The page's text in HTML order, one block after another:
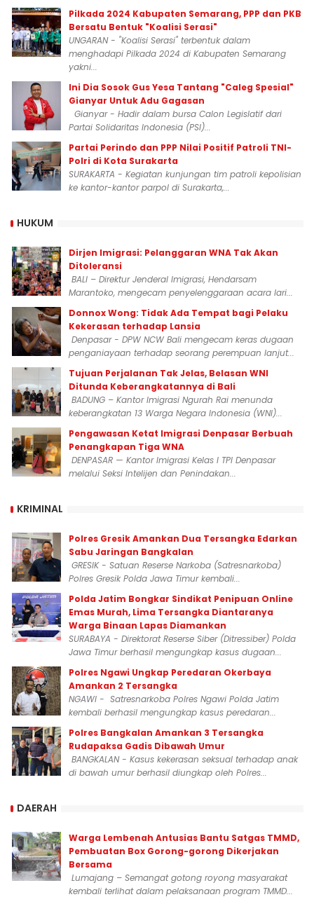
Pilkada 2024 Kabupaten Semarang, PPP dan PKB
Bersatu Bentuk "Koalisi Serasi"
UNGARAN - "Koalisi Serasi" terbentuk dalam
menghadapi Pilkada 2024 di Kabupaten Semarang
yakni...
Ini Dia Sosok Gus Yesa Tantang "Caleg Spesial"
Gianyar Untuk Adu Gagasan
Gianyar - Hadir dalam bursa Calon Legislatif dari
Partai Solidaritas Indonesia (PSI)...
Partai Perindo dan PPP Nilai Positif Patroli TNI-
Polri di Kota Surakarta
SURAKARTA - Kegiatan kunjungan tim patroli kepolisian
ke kantor-kantor parpol di Surakarta,...
HUKUM
Dirjen Imigrasi: Pelanggaran WNA Tak Akan
Ditoleransi
BALI – Direktur Jenderal Imigrasi, Hendarsam
Marantoko, mengecam penyelenggaraan acara lari...
Donnox Wong: Tidak Ada Tempat bagi Pelaku
Kekerasan terhadap Lansia
Denpasar - DPW NCW Bali mengecam keras dugaan
penganiayaan terhadap seorang perempuan lanjut...
Tujuan Perjalanan Tak Jelas, Belasan WNI
Ditunda Keberangkatannya di Bali
BADUNG – Kantor Imigrasi Ngurah Rai menunda
keberangkatan 13 Warga Negara Indonesia (WNI)...
Pengawasan Ketat Imigrasi Denpasar Berbuah
Penangkapan Tiga WNA
DENPASAR — Kantor Imigrasi Kelas I TPI Denpasar
melalui Seksi Intelijen dan Penindakan...
KRIMINAL
Polres Gresik Amankan Dua Tersangka Edarkan
Sabu Jaringan Bangkalan
GRESIK - Satuan Reserse Narkoba (Satresnarkoba)
Polres Gresik Polda Jawa Timur kembali...
Polda Jatim Bongkar Sindikat Penipuan Online
Emas Murah, Lima Tersangka Diantaranya
Warga Binaan Lapas Diamankan
SURABAYA - Direktorat Reserse Siber (Ditressiber) Polda
Jawa Timur berhasil mengungkap kasus dugaan...
Polres Ngawi Ungkap Peredaran Okerbaya
Amankan 2 Tersangka
NGAWI - Satresnarkoba Polres Ngawi Polda Jatim
kembali berhasil mengungkap kasus peredaran...
Polres Bangkalan Amankan 3 Tersangka
Rudapaksa Gadis Dibawah Umur
BANGKALAN - Kasus kekerasan seksual terhadap anak
di bawah umur berhasil diungkap oleh Polres...
DAERAH
Warga Lembenah Antusias Bantu Satgas TMMD,
Pembuatan Box Gorong-gorong Dikerjakan
Bersama
Lumajang – Semangat gotong royong masyarakat
kembali terlihat dalam pelaksanaan program TMMD...